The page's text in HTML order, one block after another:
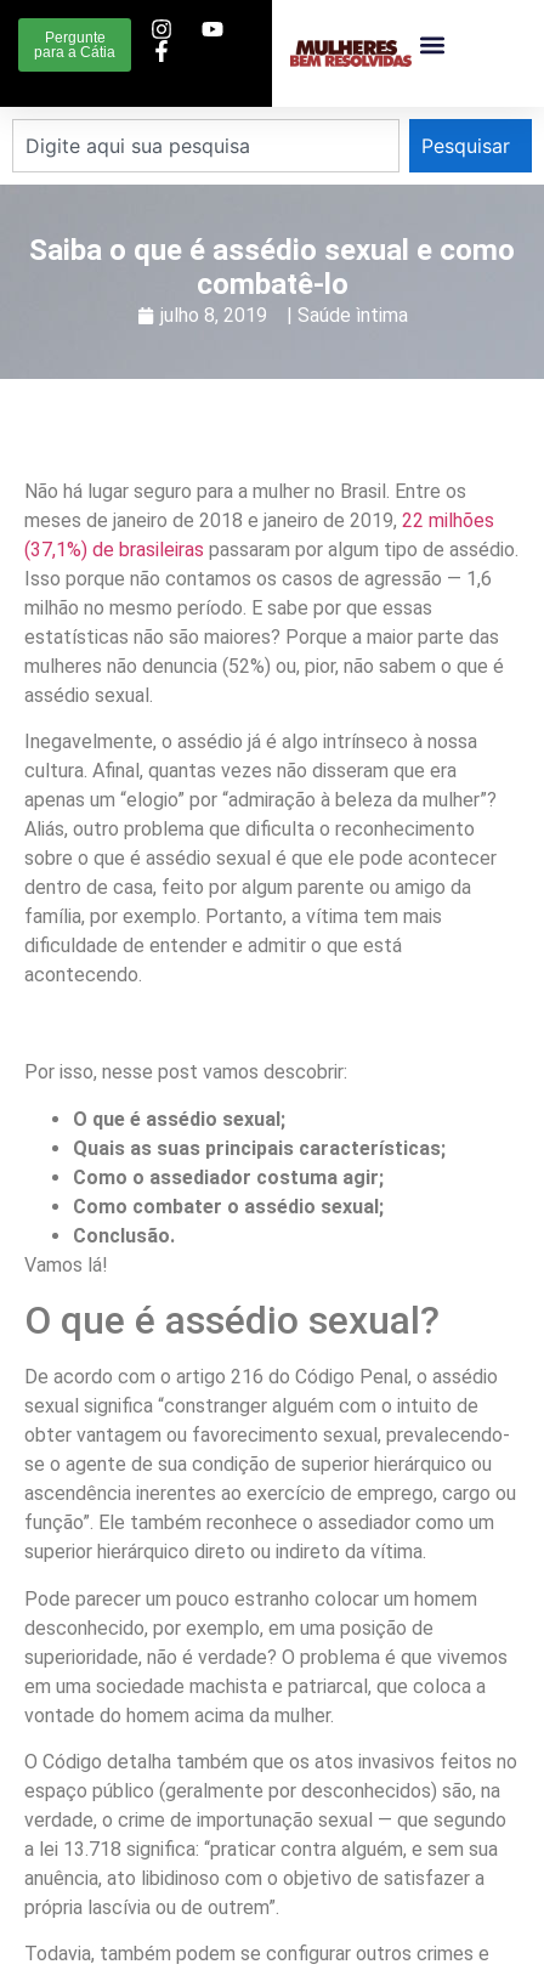
Pergunte
para a Cátia
Pesquisar
Saiba o que é assédio sexual e como
combatê-lo
julho 8, 2019 | Saúde ìntima
Não há lugar seguro para a mulher no Brasil. Entre os
meses de janeiro de 2018 e janeiro de 2019, 22 milhões
(37,1%) de brasileiras passaram por algum tipo de assédio.
Isso porque não contamos os casos de agressão — 1,6
milhão no mesmo período. E sabe por que essas
estatísticas não são maiores? Porque a maior parte das
mulheres não denuncia (52%) ou, pior, não sabem o que é
assédio sexual.
Inegavelmente, o assédio já é algo intrínseco à nossa
cultura. Afinal, quantas vezes não disseram que era
apenas um “elogio” por “admiração à beleza da mulher”?
Aliás, outro problema que dificulta o reconhecimento
sobre o que é assédio sexual é que ele pode acontecer
dentro de casa, feito por algum parente ou amigo da
família, por exemplo. Portanto, a vítima tem mais
dificuldade de entender e admitir o que está
acontecendo.
Por isso, nesse post vamos descobrir:
O que é assédio sexual;
Quais as suas principais características;
Como o assediador costuma agir;
Como combater o assédio sexual;
Conclusão.
Vamos lá!
O que é assédio sexual?
De acordo com o artigo 216 do Código Penal, o assédio
sexual significa “constranger alguém com o intuito de
obter vantagem ou favorecimento sexual, prevalecendo-
se o agente de sua condição de superior hierárquico ou
ascendência inerentes ao exercício de emprego, cargo ou
função”. Ele também reconhece o assediador como um
superior hierárquico direto ou indireto da vítima.
Pode parecer um pouco estranho colocar um homem
desconhecido, por exemplo, em uma posição de
superioridade, não é verdade? O problema é que vivemos
em uma sociedade machista e patriarcal, que coloca a
vontade do homem acima da mulher.
O Código detalha também que os atos invasivos feitos no
espaço público (geralmente por desconhecidos) são, na
verdade, o crime de importunação sexual — que segundo
a lei 13.718 significa: ‘‘praticar contra alguém, e sem sua
anuência, ato libidinoso com o objetivo de satisfazer a
própria lascívia ou de outrem”.
Todavia, também podem se configurar outros crimes e